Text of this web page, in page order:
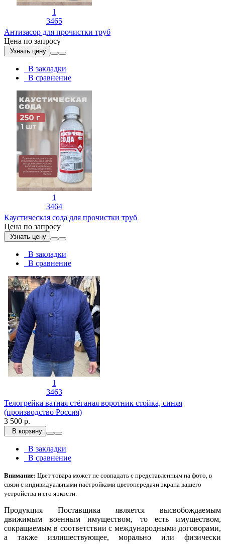
1
3465
Антизасор для прочистки труб
Цена по запросу
Узнать цену
В закладки
В сравнение
1
3464
Каустическая сода для прочистки труб
Цена по запросу
Узнать цену
В закладки
В сравнение
1
3463
Телогрейка ватная стёганая воротник стойка, синяя
(производство Россия)
3 500 р.
В корзину
В закладки
В сравнение
Внимание: Цвет товара может не совпадать с представленным на фото, в
связи с индивидуальными настройками цветопередачи экрана вашего
устройства и его яркости.
Продукция Поставщика является высвобождаемым
движимым военным имуществом, то есть имуществом,
сокращаемым в соответствии с международными договорами,
а также излишествующее, морально или физически